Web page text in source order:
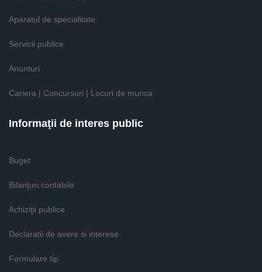
Aparatul de specialitate
Servicii publice
Anunturi
Cariera | Concursuri | Locuri de munca
Informaţii de interes public
Buget
Bilanţuri contabile
Achiziţii publice
Declaratii de avere si interese
Formulare tip